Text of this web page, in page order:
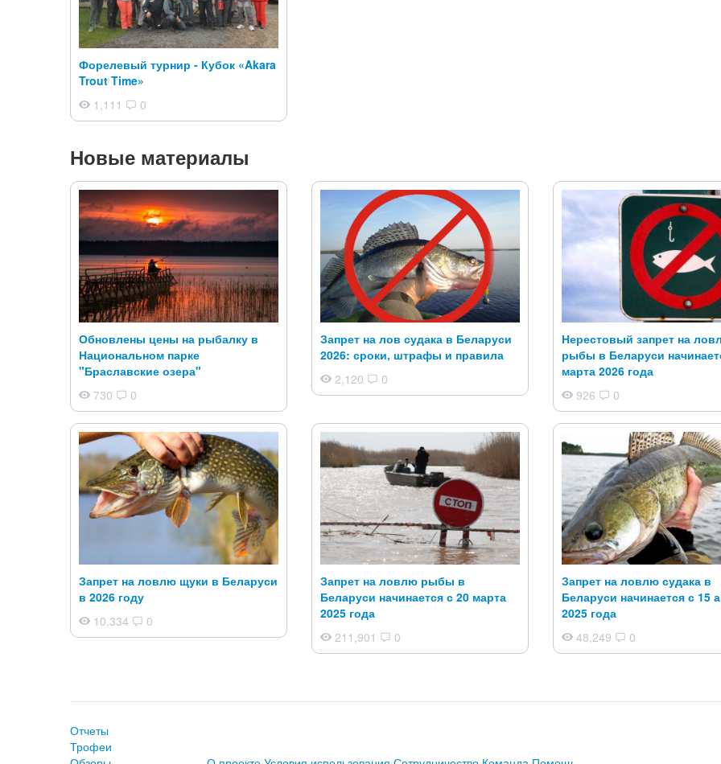
Форелевый турнир - Кубок «Akara
Trout Time»
1,111
0
Новые материалы
Обновлены цены на рыбалку в
Национальном парке
"Браславские озера"
730
0
Запрет на лов судака в Беларуси
2026: сроки, штрафы и правила
2,120
0
Нерестовый запрет на
рыбы в Беларуси
марта 2026 года
926
0
Запрет на ловлю щуки в Беларуси
в 2026 году
10,334
0
Запрет на ловлю рыбы в
Беларуси начинается с 20 марта
2025 года
211,901
0
Запрет на ловлю судака в
Беларуси начинается с 15
2025 года
48,249
0
Отчеты
Трофеи